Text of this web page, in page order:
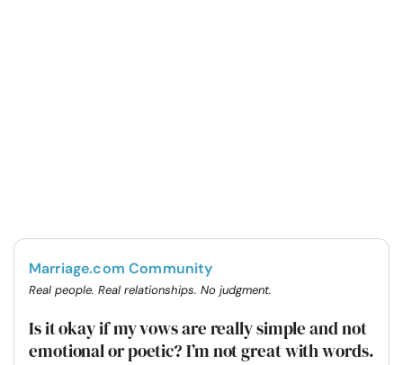
Marriage.com Community
Real people. Real relationships. No judgment.
Is it okay if my vows are really simple and not
emotional or poetic? I’m not great with words.